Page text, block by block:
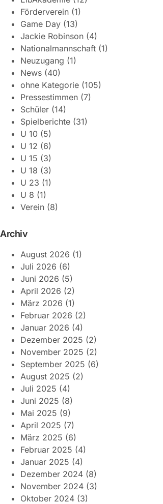
Förderverein (1)
Game Day (13)
Jackie Robinson (4)
Nationalmannschaft (1)
Neuzugang (1)
News (40)
ohne Kategorie (105)
Pressestimmen (7)
Schüler (14)
Spielberichte (31)
U 10 (5)
U 12 (6)
U 15 (3)
U 18 (3)
U 23 (1)
U 8 (1)
Verein (8)
Archiv
August 2026 (1)
Juli 2026 (6)
Juni 2026 (5)
April 2026 (2)
März 2026 (1)
Februar 2026 (2)
Januar 2026 (4)
Dezember 2025 (2)
November 2025 (2)
September 2025 (6)
August 2025 (2)
Juli 2025 (4)
Juni 2025 (8)
Mai 2025 (9)
April 2025 (7)
März 2025 (6)
Februar 2025 (4)
Januar 2025 (4)
Dezember 2024 (8)
November 2024 (3)
Oktober 2024 (3)